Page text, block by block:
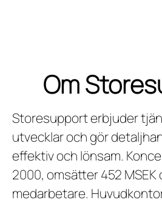
Om
Storesupport erbjuder
utvecklar och gör
effektiv och lönsam.
2000, omsätter 452 MSEK
medarbetare.